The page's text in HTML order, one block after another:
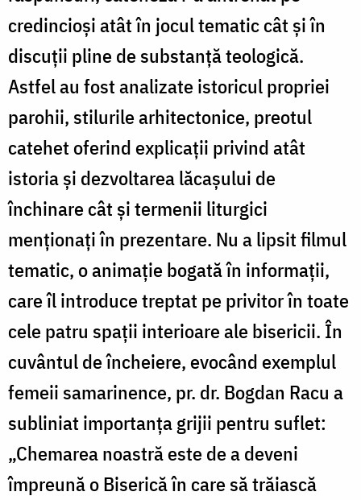
credincioşi atât în jocul tematic cât şi în
discuţii pline de substanţă teologică.
Astfel au fost analizate istoricul propriei
parohii, stilurile arhitectonice, preotul
catehet oferind explicaţii privind atât
istoria şi dezvoltarea lăcaşului de
închinare cât şi termenii liturgici
menţionaţi în prezentare. Nu a lipsit filmul
tematic, o animaţie bogată în informaţii,
care îl introduce treptat pe privitor în toate
cele patru spaţii interioare ale bisericii. În
cuvântul de încheiere, evocând exemplul
femeii samarinence, pr. dr. Bogdan Racu a
subliniat importanţa grijii pentru suflet:
„Chemarea noastră este de a deveni
împreună o Biserică în care să trăiască